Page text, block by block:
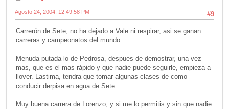
#9
Agosto 24, 2004, 12:49:58 PM
Carrerón de Sete, no ha dejado a Vale ni respirar, asi se ganan
carreras y campeonatos del mundo.
Menuda putada lo de Pedrosa, despues de demostrar, una vez
mas, que es el mas rápido y que nadie puede seguirle, empieza a
llover. Lastima, tendra que tomar algunas clases de como
conducir derpisa en agua de Sete.
Muy buena carrera de Lorenzo, y si me lo permitis y sin que nadie